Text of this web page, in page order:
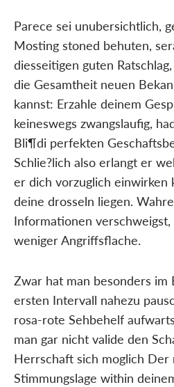
Parece sei unubersichtlich,
Mosting stoned behuten,
diesseitigen guten
die Gesamtheit neuen
kannst: Erzahle deinem
keineswegs zwangslaufig,
Bli¶di perfekten
Schlie?lich also erlangt er
er dich vorzuglich einwirken
deine drosseln liegen.
Informationen
weniger Angriffsflache.
Zwar hat man besonders
ersten Intervall nahezu
rosa-rote Sehbehelf
man gar nicht valide den
Herrschaft sich moglich Der
Stimmungslage within